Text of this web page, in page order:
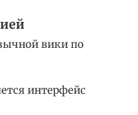
вики по
интерфейс